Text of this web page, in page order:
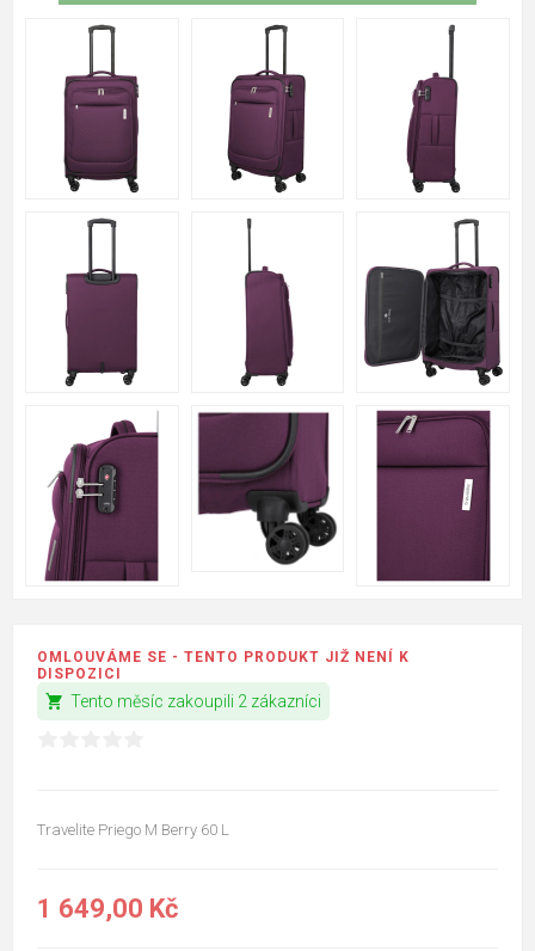
OMLOUVÁME SE - TENTO PRODUKT JIŽ NENÍ K
DISPOZICI
shopping_cart Tento měsíc zakoupili 2 zákazníci
Travelite Priego M Berry 60 L
1 649,00 Kč